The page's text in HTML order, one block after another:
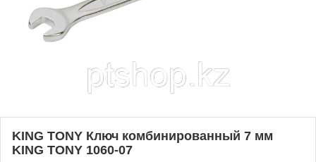
KING TONY Ключ комбинированный 7 мм
KING TONY 1060-07